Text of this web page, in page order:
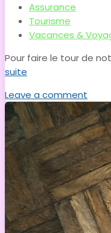
Assurance
Tourisme
Vacances &
Pour faire le tour de
suite
Leave a comment